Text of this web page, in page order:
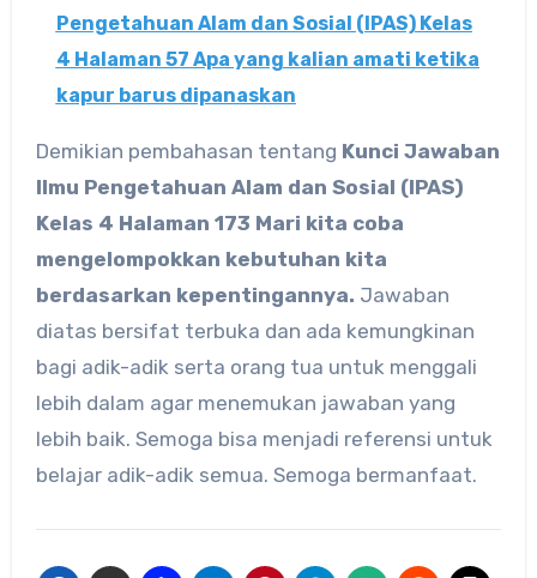
Pengetahuan Alam dan Sosial (IPAS) Kelas
4 Halaman 57 Apa yang kalian amati ketika
kapur barus dipanaskan
Demikian pembahasan tentang Kunci Jawaban
Ilmu Pengetahuan Alam dan Sosial (IPAS)
Kelas 4 Halaman 173 Mari kita coba
mengelompokkan kebutuhan kita
berdasarkan kepentingannya. Jawaban
diatas bersifat terbuka dan ada kemungkinan
bagi adik-adik serta orang tua untuk menggali
lebih dalam agar menemukan jawaban yang
lebih baik. Semoga bisa menjadi referensi untuk
belajar adik-adik semua. Semoga bermanfaat.